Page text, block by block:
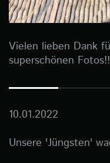
Vielen lieben Dank
superschönen
10.01.2022
Unsere 'Jüngsten'